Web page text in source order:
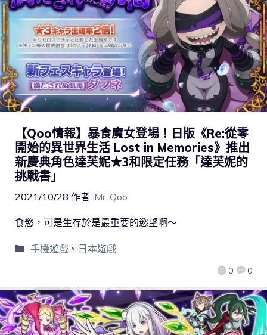
【Qoo情報】暴食魔女登場！日版《Re:從零
開始的異世界生活 Lost in Memories》推出
新慶典角色達芙妮★3和限定任務「達芙妮的
挑戰書」
2021/10/28 作者: Mr. Qoo
0 0
食慾，可是生存於是最重要的慾望啊～
手機遊戲、 日本遊戲